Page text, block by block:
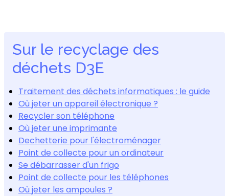
Sur le recyclage des
déchets D3E
Traitement des déchets informatiques : le guide
Où jeter un appareil électronique ?
Recycler son téléphone
Où jeter une imprimante
Dechetterie pour l'électroménager
Point de collecte pour un ordinateur
Se débarrasser d'un frigo
Point de collecte pour les téléphones
Où jeter les ampoules ?